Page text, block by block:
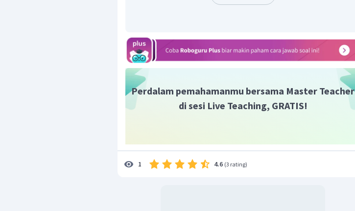
Bacson-Hoabinh karena berasal dari daerah Teluk Tonkin,
Indocina.
Chopper atau alat penetak merupakan bagian dari kapak
genggam sebagai salah satu hasil kebudayaan
Paleolithikum.
Jadi, jawaban yang tepat adalah B.
Perdalam pemahamanmu bersama Master Teacher
di sesi Live Teaching, GRATIS!
1 4.6 (3 rating)